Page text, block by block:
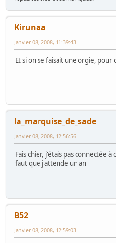
Kirunaa
Janvier 08, 2008, 11:39:43
Et si on se faisait une orgie, pour
la_marquise_de_sade
Janvier 08, 2008, 12:56:56
Fais chier, j'étais pas connectée
faut que j'attende un an
B52
Janvier 08, 2008, 12:59:03